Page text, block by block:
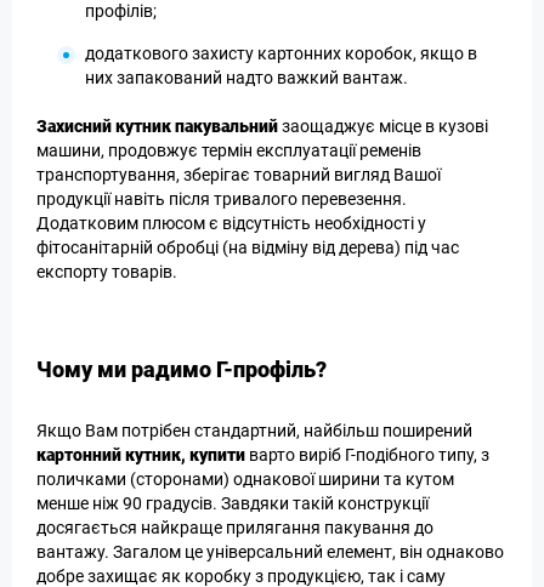
профілів;
додаткового захисту картонних коробок, якщо в
них запакований надто важкий вантаж.
Захисний кутник пакувальнийзаощаджує місце в кузові
машини, продовжує термін експлуатації ременів
транспортування, зберігає товарний вигляд Вашої
продукції навіть після тривалого перевезення.
Додатковим плюсом є відсутність необхідності у
фітосанітарній обробці (на відміну від дерева) під час
експорту товарів.
Чому ми радимо Г-профіль?
Якщо Вам потрібен стандартний, найбільш поширений
картонний кутник, купити варто виріб Г-подібного типу, з
поличками (сторонами) однакової ширини та кутом
менше ніж 90 градусів. Завдяки такій конструкції
досягається найкраще прилягання пакування до
вантажу. Загалом це універсальний елемент, він однаково
добре захищає як коробку з продукцією, так і саму